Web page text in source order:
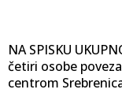
NA SPISKU
četiri osobe
centrom